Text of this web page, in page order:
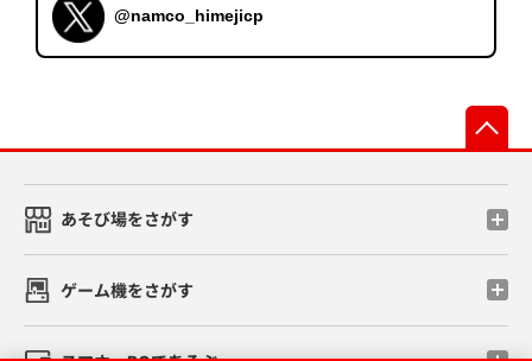
@namco_himejicp
あそび場をさがす
ゲーム機をさがす